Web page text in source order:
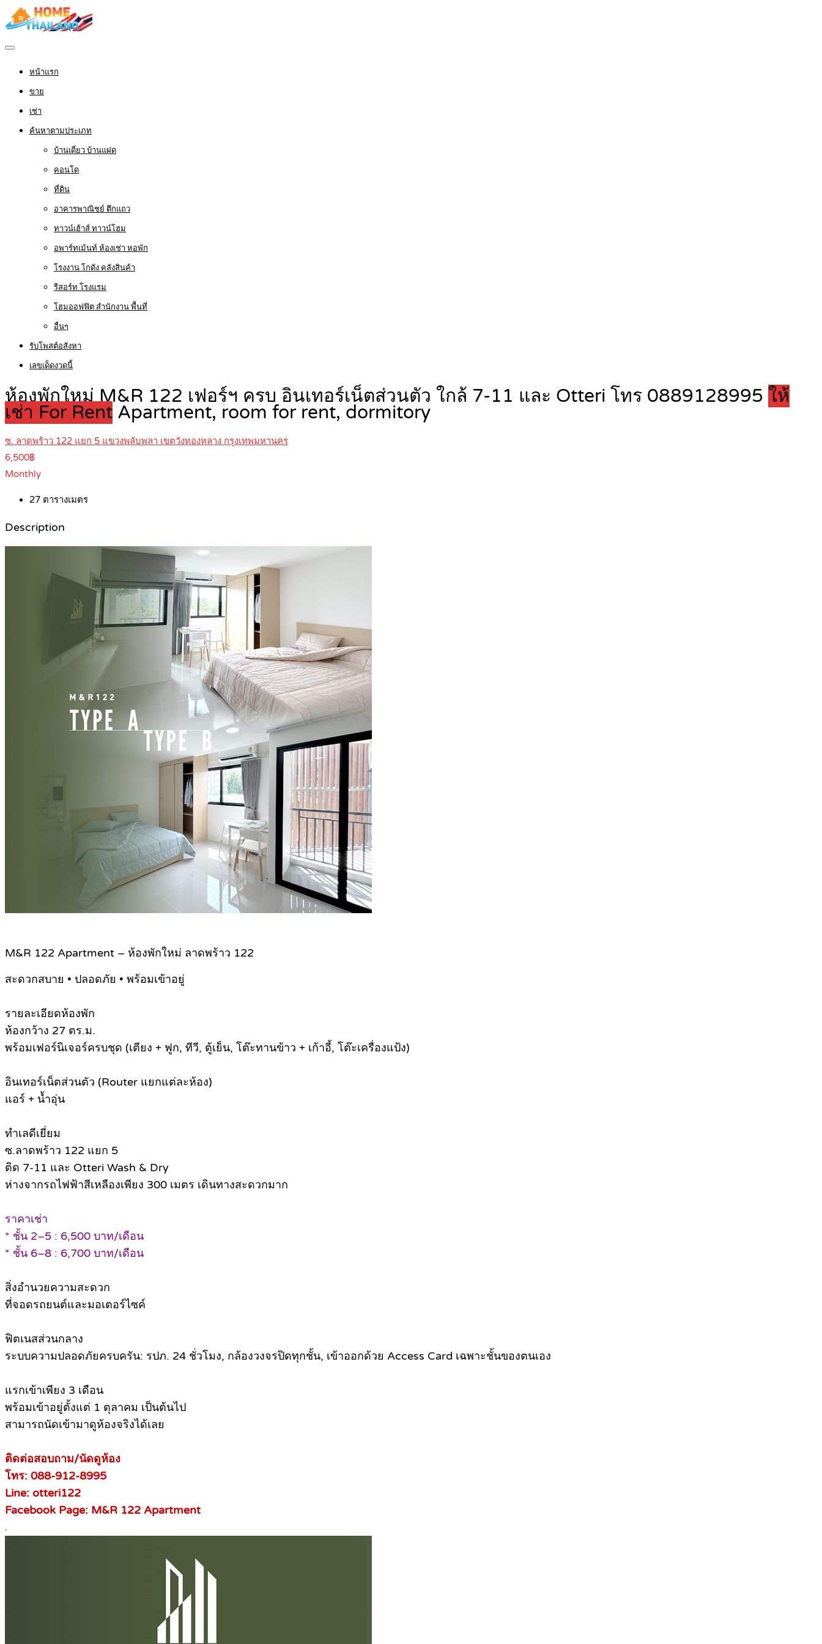
หน้าแรก
ขาย
เช่า
ค้นหาตามประเภท
บ้านเดี่ยว บ้านแฝด
คอนโด
ที่ดิน
อาคารพาณิชย์ ตึกแถว
ทาวน์เฮ้าส์ ทาวน์โฮม
อพาร์ทเม้นท์ ห้องเช่า หอพัก
โรงงาน โกดัง คลังสินค้า
รีสอร์ท โรงแรม
โฮมออฟฟิต สำนักงาน พื้นที่
อื่นๆ
รับโพสต์อสังหา
เลขเด็ดงวดนี้
ห้องพักใหม่ M&R 122 เฟอร์ฯ ครบ อินเทอร์เน็ตส่วนตัว ใกล้ 7-11 และ Otteri โทร 0889128995 ให้
เช่า For Rent Apartment, room for rent, dormitory
ซ. ลาดพร้าว 122 แยก 5 แขวงพลับพลา เขตวังทองหลาง กรุงเทพมหานคร
6,500฿
Monthly
27 ตารางเมตร
Description
M&R 122 Apartment – ห้องพักใหม่ ลาดพร้าว 122
สะดวกสบาย • ปลอดภัย • พร้อมเข้าอยู่
รายละเอียดห้องพัก
ห้องกว้าง 27 ตร.ม.
พร้อมเฟอร์นิเจอร์ครบชุด (เตียง + ฟูก, ทีวี, ตู้เย็น, โต๊ะทานข้าว + เก้าอี้, โต๊ะเครื่องแป้ง)
อินเทอร์เน็ตส่วนตัว (Router แยกแต่ละห้อง)
แอร์ + น้ำอุ่น
ทำเลดีเยี่ยม
ซ.ลาดพร้าว 122 แยก 5
ติด 7-11 และ Otteri Wash & Dry
ห่างจากรถไฟฟ้าสีเหลืองเพียง 300 เมตร เดินทางสะดวกมาก
ราคาเช่า
* ชั้น 2–5 : 6,500 บาท/เดือน
* ชั้น 6–8 : 6,700 บาท/เดือน
สิ่งอำนวยความสะดวก
ที่จอดรถยนต์และมอเตอร์ไซค์
ฟิตเนสส่วนกลาง
ระบบความปลอดภัยครบครัน: รปภ. 24 ชั่วโมง, กล้องวงจรปิดทุกชั้น, เข้าออกด้วย Access Card เฉพาะชั้นของตนเอง
แรกเข้าเพียง 3 เดือน
พร้อมเข้าอยู่ตั้งแต่ 1 ตุลาคม เป็นต้นไป
สามารถนัดเข้ามาดูห้องจริงได้เลย
ติดต่อสอบถาม/นัดดูห้อง
โทร: 088-912-8995
Line: otteri122
Facebook Page: M&R 122 Apartment
.